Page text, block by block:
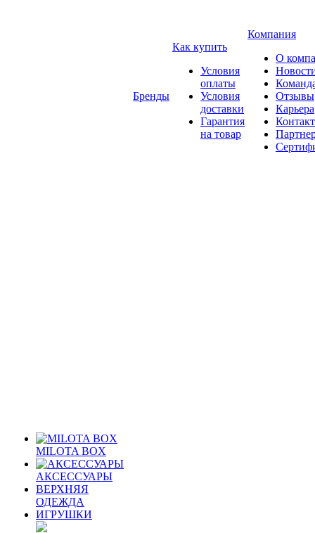
MILOTA BOX
АКСЕССУАРЫ
ВЕРХНЯЯ
ОДЕЖДА
ИГРУШКИ
Бренды
Как купить
Условия
оплаты
Условия
доставки
Гарантия
на товар
Компания
О
Отзывы
Карьера